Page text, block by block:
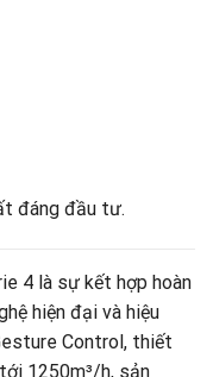
đáng đầu tư.
4 là sự kết hợp hoàn
hiện đại và hiệu
Control, thiết
1250m³/h, sản